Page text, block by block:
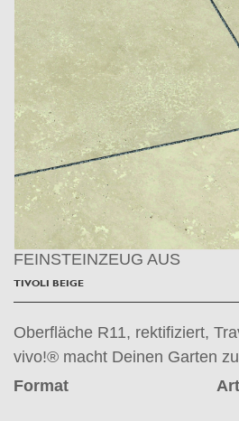
FEINSTEINZEUG AUS
TIVOLI BEIGE
Oberfläche R11, rektifiziert,
vivo!® macht Deinen Garten
Format